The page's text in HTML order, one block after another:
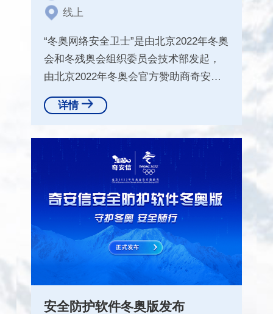
线上
“冬奥网络安全卫士”是由北京2022年冬奥
会和冬残奥会组织委员会技术部发起，
由北京2022年冬奥会官方赞助商奇安信
及旗下补天漏洞响
详情
安全防护软件冬奥版发布